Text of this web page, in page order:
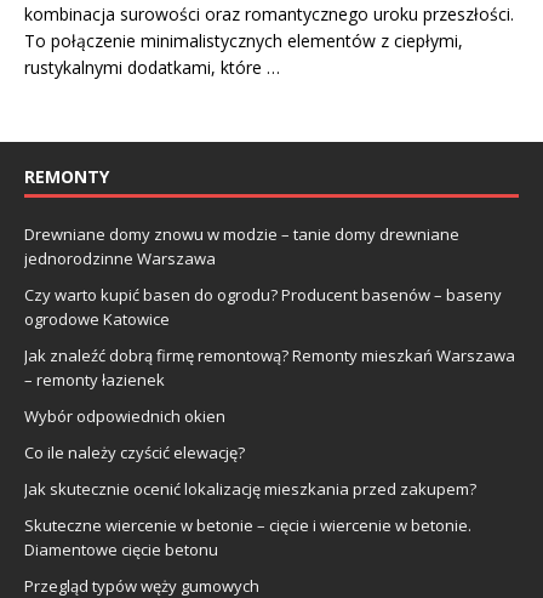
kombinacja surowości oraz romantycznego uroku przeszłości.
To połączenie minimalistycznych elementów z ciepłymi,
rustykalnymi dodatkami, które …
REMONTY
Drewniane domy znowu w modzie – tanie domy drewniane
jednorodzinne Warszawa
Czy warto kupić basen do ogrodu? Producent basenów – baseny
ogrodowe Katowice
Jak znaleźć dobrą firmę remontową? Remonty mieszkań Warszawa
– remonty łazienek
Wybór odpowiednich okien
Co ile należy czyścić elewację?
Jak skutecznie ocenić lokalizację mieszkania przed zakupem?
Skuteczne wiercenie w betonie – cięcie i wiercenie w betonie.
Diamentowe cięcie betonu
Przegląd typów węży gumowych